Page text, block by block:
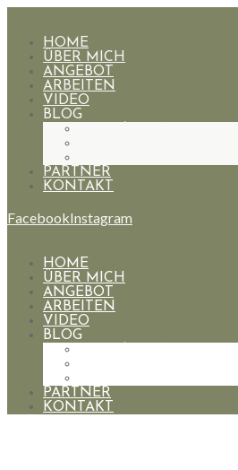
HOME
ÜBER MICH
ANGEBOT
ARBEITEN
VIDEO
BLOG
PARTNER
KONTAKT
FacebookInstagram
HOME
ÜBER MICH
ANGEBOT
ARBEITEN
VIDEO
BLOG
PARTNER
KONTAKT